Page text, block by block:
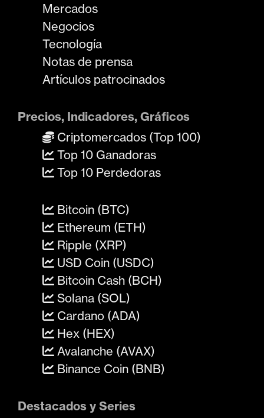
Mercados
Negocios
Tecnología
Notas de prensa
Artículos patrocinados
Precios, Indicadores, Gráficos
Criptomercados (Top 100)
Top 10 Ganadoras
Top 10 Perdedoras
Bitcoin (BTC)
Ethereum (ETH)
Ripple (XRP)
USD Coin (USDC)
Bitcoin Cash (BCH)
Solana (SOL)
Cardano (ADA)
Hex (HEX)
Avalanche (AVAX)
Binance Coin (BNB)
Destacados y Series